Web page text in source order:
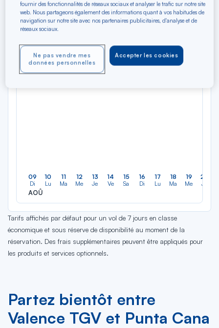
Filtrer Vider
Précédent
N/A*
Aller / Retour — Économique
09
Di
AOÛ
10
Lu
11
Ma
12
Me
13
Je
14
Ve
15
Sa
16
Di
17
Lu
18
Ma
19
Me
20
Je
Tarifs affichés par défaut pour un vol de 7 jours en classe
économique et sous réserve de disponibilité au moment de la
réservation. Des frais supplémentaires peuvent être appliqués pour
les produits et services optionnels.
Partez bientôt entre
Valence TGV et Punta Cana
fournir des fonctionnalités de réseaux sociaux et analyser le trafic sur notre site
web. Nous partageons également des informations quant à vos habitudes de
navigation sur notre site avec nos partenaires publicitaires, d'analyse et de
réseaux sociaux.
Accepter les cookies
Ne pas vendre mes
données personnelles